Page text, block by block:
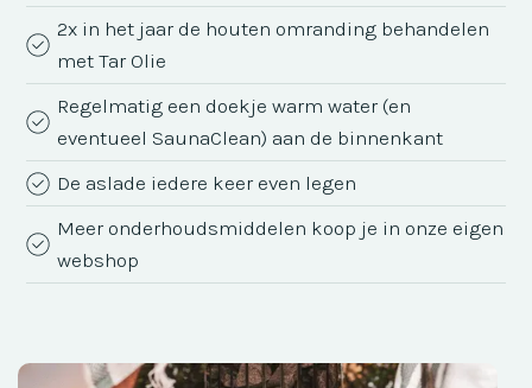
2x in het jaar de houten omranding behandelen
met Tar Olie
Regelmatig een doekje warm water (en
eventueel SaunaClean) aan de binnenkant
De aslade iedere keer even legen
Meer onderhoudsmiddelen koop je in onze eigen
webshop